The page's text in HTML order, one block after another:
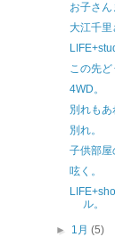
お子さん
大江千里
この先ど
4WD。
別れもあ
別れ。
子供部屋
呟く。
ル。
► 1月(5)